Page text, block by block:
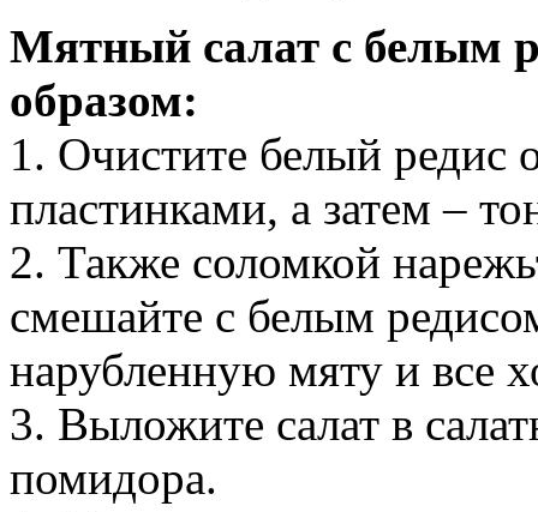
Мятный салат с белым
образом:
1. Очистите белый редис
пластинками, а затем –
2. Также соломкой
смешайте с белым
нарубленную мяту и все
3. Выложите салат в
помидора.